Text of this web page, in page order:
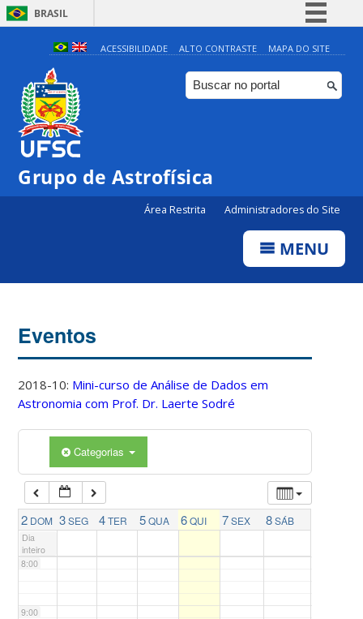
BRASIL
Simplifique!
Comunica BR
Participe
ACESSIBILIDADE ALTO CONTRASTE MAPA DO SITE
Grupo de Astrofísica
Área Restrita Administradores do Site
MENU
Eventos
2018-10: Mini-curso de Análise de Dados em
Astronomia com Prof. Dr. Laerte Sodré
Categorias
2 DOM 3SEG 4TER 5QUA 6QUI 7SEX 8SÁB
Dia
inteiro
0:00
7:00
8:00
9:00